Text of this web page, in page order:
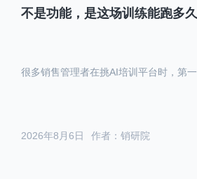
不是功能，是这场训练能跑多久
作者：销研院
2026年8月6日
很多销售管理者在挑AI培训平台时，第一